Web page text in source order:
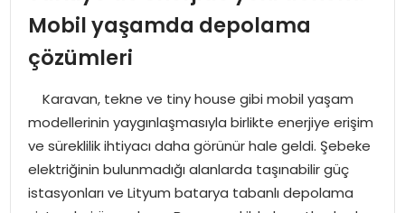
SPOR
MAGAZIN
SPOR
EĞITIM
Mobil yaşamda depolama
çözümleri
Karavan, tekne ve tiny house gibi mobil yaşam
modellerinin yaygınlaşmasıyla birlikte enerjiye erişim
ve süreklilik ihtiyacı daha görünür hale geldi. Şebeke
elektriğinin bulunmadığı alanlarda taşınabilir güç
istasyonları ve Lityum batarya tabanlı depolama